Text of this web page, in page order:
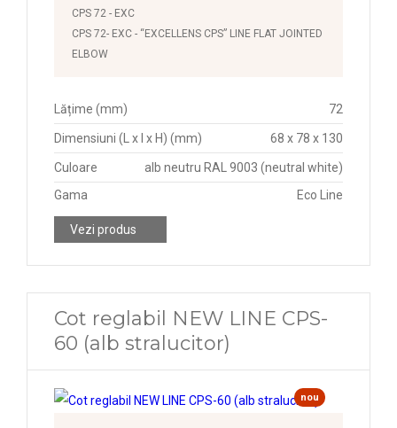
CPS 72 - EXC
CPS 72- EXC - “EXCELLENS CPS” LINE FLAT JOINTED
ELBOW
Lățime (mm) 72
Dimensiuni (L x l x H) (mm) 68 x 78 x 130
Culoare
alb neutru RAL 9003 (neutral white)
Gama
Eco Line
Vezi produs
Cot reglabil NEW LINE CPS-
60 (alb stralucitor)
nou